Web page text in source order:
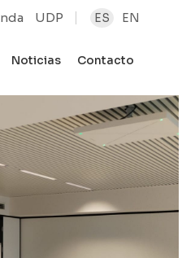
UDP ES EN
Noticias Contacto